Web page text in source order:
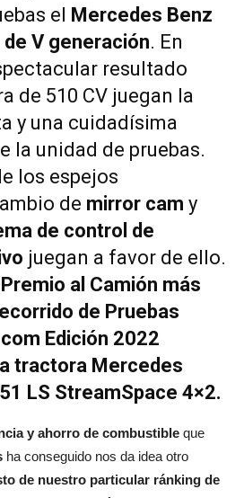
el Mercedes Benz
V generación. En
resultado
de 510 CV juegan la
y una cuidadísima
la unidad de pruebas.
los espejos
de mirror cam y
de control de
juegan a favor de ello.
Premio al Camión más
de Pruebas
Edición 2022
tractora Mercedes
LS StreamSpace 4×2.
y ahorro de combustible que
ha conseguido nos da idea otro
de nuestro particular ránking de